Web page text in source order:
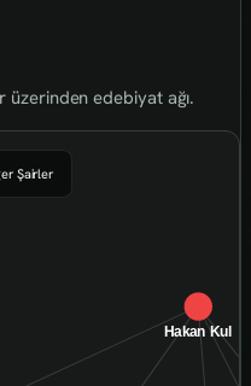
edebiyat ağı.
Şairler